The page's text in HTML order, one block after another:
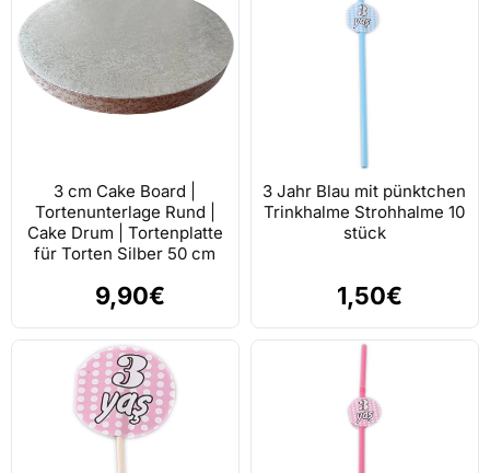
3 cm Cake Board |
Tortenunterlage Rund |
Cake Drum | Tortenplatte
für Torten Silber 50 cm
9,90€
3 Jahr Blau mit pünktchen
Trinkhalme Strohhalme 10
stück
1,50€